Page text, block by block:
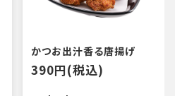
かつお出汁香る唐揚げ
390円(税込)